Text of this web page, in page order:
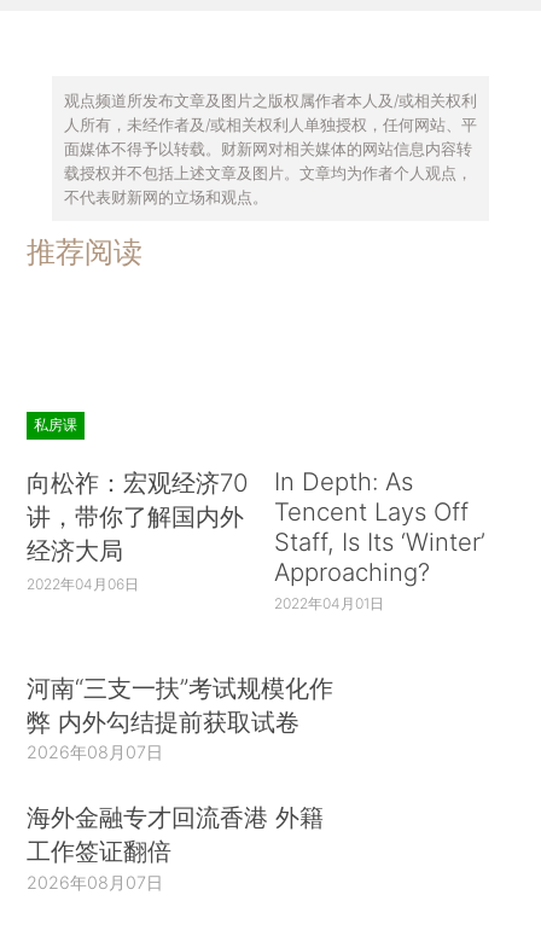
观点频道所发布文章及图片之版权属作者本人及/或相关权利
人所有，未经作者及/或相关权利人单独授权，任何网站、平
面媒体不得予以转载。财新网对相关媒体的网站信息内容转
载授权并不包括上述文章及图片。文章均为作者个人观点，
不代表财新网的立场和观点。
推荐阅读
私房课
向松祚：宏观经济70
讲，带你了解国内外
经济大局
2022年04月06日
In Depth: As
Tencent Lays Off
Staff, Is Its ‘Winter’
Approaching?
2022年04月01日
河南“三支一扶”考试规模化作
弊 内外勾结提前获取试卷
2026年08月07日
海外金融专才回流香港 外籍
工作签证翻倍
2026年08月07日